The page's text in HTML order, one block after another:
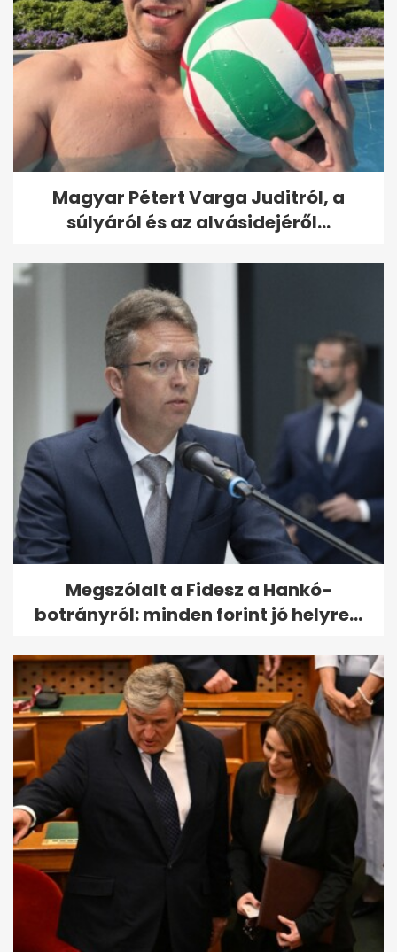
Magyar Pétert Varga Juditról, a
súlyáról és az alvásidejéről...
Megszólalt a Fidesz a Hankó-
botrányról: minden forint jó helyre...